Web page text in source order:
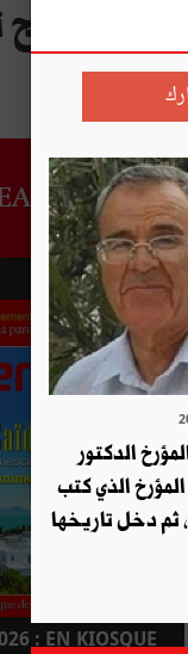
1978 : اتحاد
: EN KIOSQUE
الدكتور
الذي كتب
ثم دخل تاريخها